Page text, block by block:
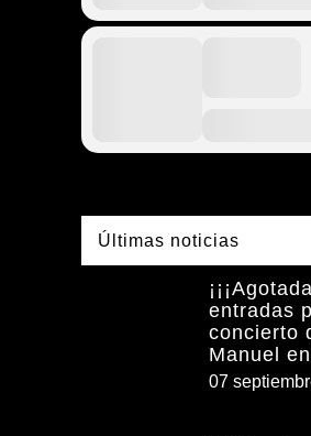
Últimas noticias
entradas
concierto
Manuel
07